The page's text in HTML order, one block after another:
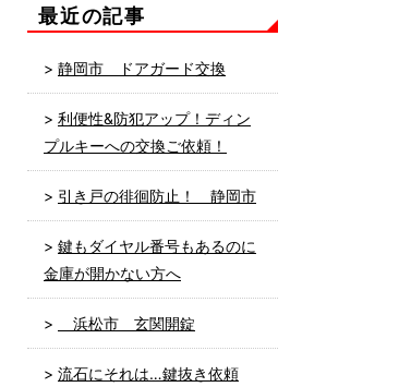
最近の記事
静岡市 ドアガード交換
利便性&防犯アップ！ディン
プルキーへの交換ご依頼！
引き戸の徘徊防止！ 静岡市
鍵もダイヤル番号もあるのに
金庫が開かない方へ
浜松市 玄関開錠
流石にそれは…鍵抜き依頼